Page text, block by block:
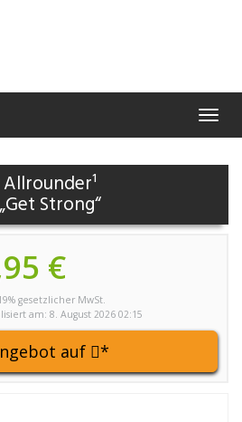
Strong“
€
gesetzlicher MwSt.
am: 8. August 2026 02:15
auf *